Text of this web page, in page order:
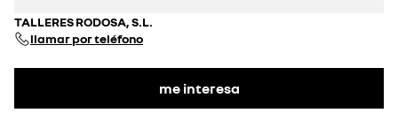
TALLERES RODOSA, S.L.
llamar por teléfono
me interesa